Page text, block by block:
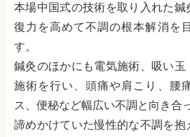
本場中国式の技術を取り入れた鍼
復力を高めて不調の根本解消を
す。
鍼灸のほかにも電気施術、吸い
施術を行い、頭痛や肩こり、腰
ス、便秘など幅広い不調と向き合
諦めかけていた慢性的な不調を